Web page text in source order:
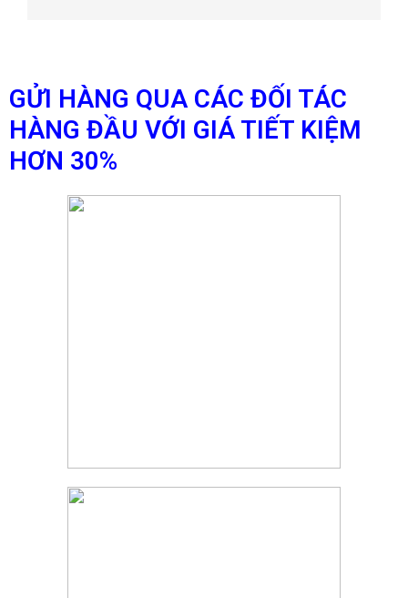
GỬI HÀNG QUA CÁC ĐỐI TÁC
HÀNG ĐẦU VỚI GIÁ TIẾT KIỆM
HƠN 30%